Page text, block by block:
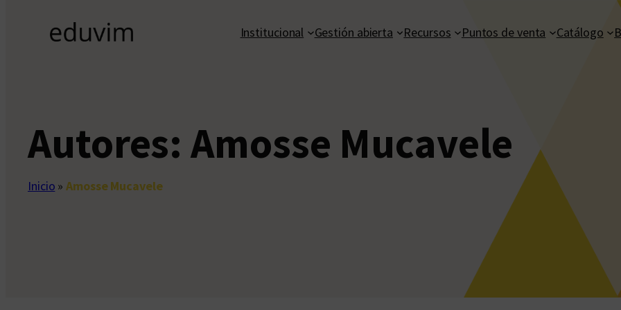
Institucional Gestión abierta Recursos Puntos de venta Catálogo
Autores:Amosse Mucavele
Inicio »Amosse Mucavele